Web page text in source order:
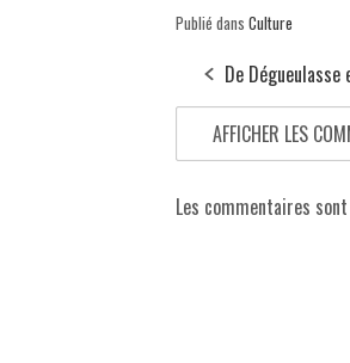
Publié dans Culture
De Dégueulasse
AFFICHER LES
Les commentaires